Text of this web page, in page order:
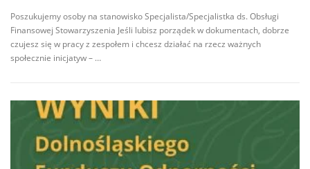
Poszukujemy osoby na stanowisko Specjalista/Specjalistka ds. Obsługi
Finansowej Stowarzyszenia Jeśli lubisz porządek w dokumentach, dobrze
czujesz się w pracy z zespołem i chcesz działać na rzecz ważnych
społecznie inicjatyw – …